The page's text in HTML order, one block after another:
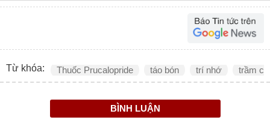
Từ khóa: Thuốc Prucalopride táo bón trí nhớ trầm
BÌNH LUẬN